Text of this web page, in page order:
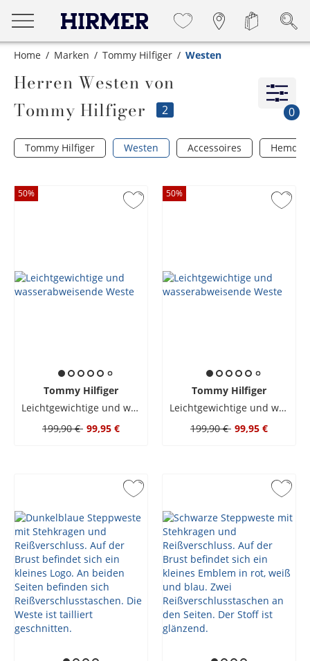
Home Marken Tommy Hilfiger Westen
Herren Westen von
Tommy Hilfiger
2 0
Tommy Hilfiger Westen Accessoires Hemden
50%
Tommy Hilfiger
Leichtgewichtige und wasserabweisende Weste
199,90 € 99,95 €
50%
Tommy Hilfiger
Leichtgewichtige und wasserabweisende Weste
199,90 € 99,95 €